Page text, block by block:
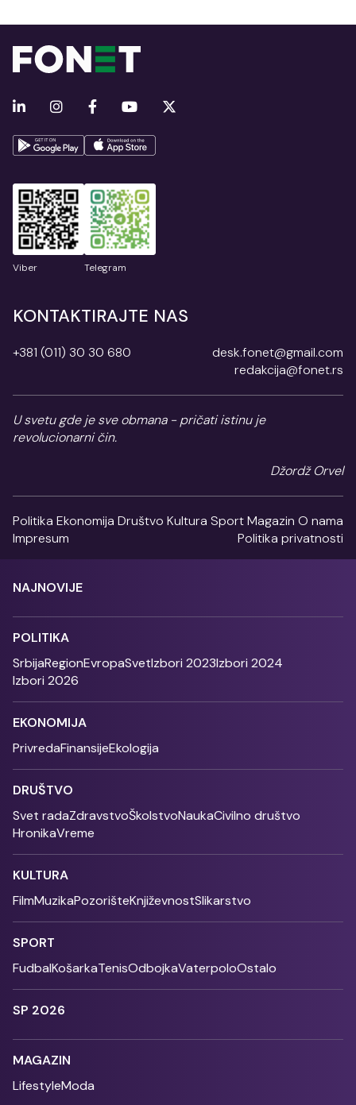
Viber Telegram
KONTAKTIRAJTE NAS
+381 (011) 30 30 680
desk.fonet@gmail.com
redakcija@fonet.rs
U svetu gde je sve obmana - pričati istinu je
revolucionarni čin.
Džordž Orvel
Politika Ekonomija Društvo Kultura SportMagazin O nama
Impresum
Politika privatnosti
NAJNOVIJE
POLITIKA
SrbijaRegionEvropaSvetIzbori 2023Izbori 2024
Izbori 2026
EKONOMIJA
PrivredaFinansijeEkologija
DRUŠTVO
Svet radaZdravstvoŠkolstvoNaukaCivilno društvo
HronikaVreme
KULTURA
FilmMuzikaPozorišteKnjiževnostSlikarstvo
SPORT
FudbalKošarkaTenisOdbojkaVaterpoloOstalo
SP 2026
MAGAZIN
LifestyleModa